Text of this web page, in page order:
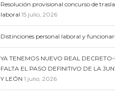
Resolución provisional concurso de
laboral 15 julio, 2026
Distinciones personal laboral y
YA TENEMOS NUEVO REAL
FALTA EL PASO DEFINITIVO DE LA
Y LEÓN 1 julio, 2026